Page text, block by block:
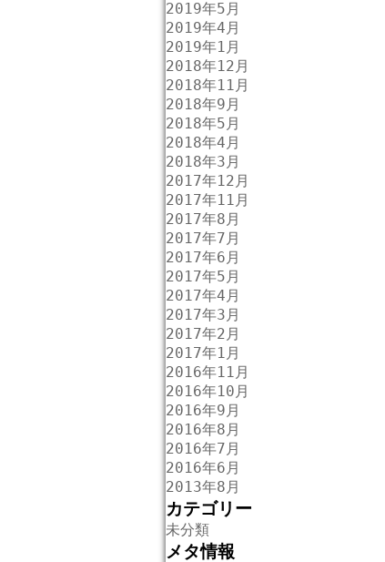
2019年5月
2019年4月
2019年1月
2018年12月
2018年11月
2018年9月
2018年5月
2018年4月
2018年3月
2017年12月
2017年11月
2017年8月
2017年7月
2017年6月
2017年5月
2017年4月
2017年3月
2017年2月
2017年1月
2016年11月
2016年10月
2016年9月
2016年8月
2016年7月
2016年6月
2013年8月
カテゴリー
未分類
メタ情報